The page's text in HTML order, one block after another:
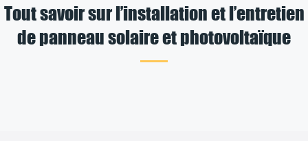
Tout savoir sur l’installation et l’entretien
de panneau solaire et photovoltaïque